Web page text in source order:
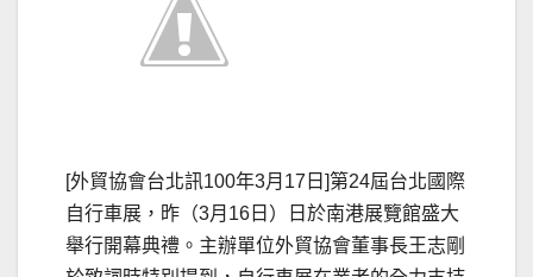
[外貿協會台北訊100年3月17日]第24屆台北國際
自行車展，昨（3月16日）日於南港展覽館盛大
舉行開幕典禮。主辦單位外貿協會董事長王志剛